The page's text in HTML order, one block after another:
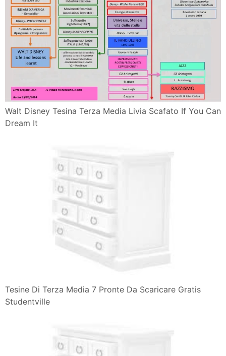
Walt Disney Tesina Terza Media Livia Scafato If You Can
Dream It
Tesine Di Terza Media 7 Pronte Da Scaricare Gratis
Studentville